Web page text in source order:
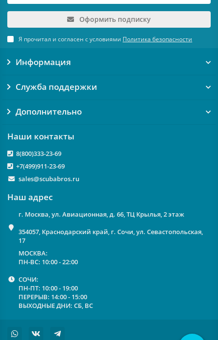
Оформить подписку
Я прочитал и согласен с условиями Политика безопасности
Информация
Служба поддержки
Дополнительно
Наши контакты
8(800)333-23-69
+7(499)911-23-69
sales@scubabros.ru
Наш адрес
г. Москва, ул. Авиационная, д. 66, ТЦ Крылья, 2 этаж
354057, Краснодарский край, г. Сочи, ул. Севастопольская,
17
МОСКВА:
ПН-ВС: 10:00 - 22:00
СОЧИ:
ПН-ПТ: 10:00 - 19:00
ПЕРЕРЫВ: 14:00 - 15:00
ВЫХОДНЫЕ ДНИ: СБ, ВС